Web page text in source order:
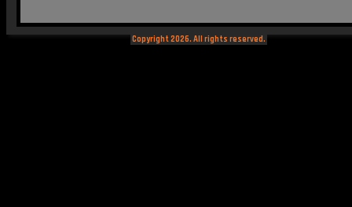
Copyright 2026. All rights reserved.